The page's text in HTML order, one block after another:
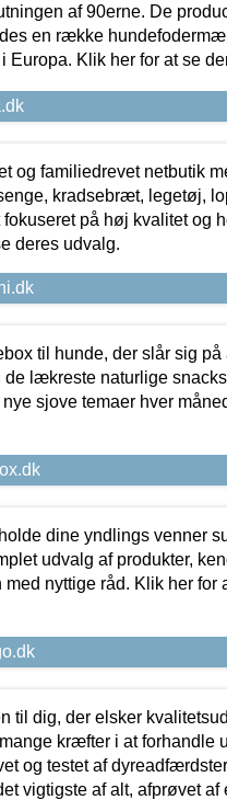
af 90erne. De
en række
Europa. Klik her for at se
og familiedrevet netbutik
kradsebræt, legetøj,
på høj kvalitet og
deres udvalg.
til hunde, der slår sig på
lækreste naturlige
sjove temaer hver
dine yndlings venner
udvalg af produkter,
nyttige råd. Klik her for
til dig, der elsker
kræfter i at forhandle
og testet af
vigtigste af alt, afprøvet af